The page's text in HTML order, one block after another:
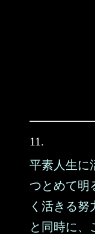
11.
平素人生に
つとめて明
く活きる努
と同時に、